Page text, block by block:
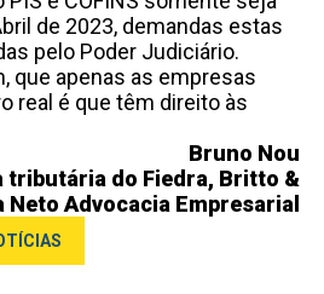
de 2023, demandas estas
pelo Poder Judiciário.
que apenas as empresas
real é que têm direito às
Bruno Nou
tributária do Fiedra, Britto &
Neto Advocacia Empresarial